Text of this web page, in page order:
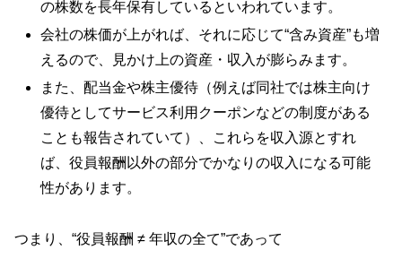
の株数を長年保有しているといわれています。
会社の株価が上がれば、それに応じて“含み資産”も増
えるので、見かけ上の資産・収入が膨らみます。
また、配当金や株主優待（例えば同社では株主向け
優待としてサービス利用クーポンなどの制度がある
ことも報告されていて）、これらを収入源とすれ
ば、役員報酬以外の部分でかなりの収入になる可能
性があります。
つまり、“役員報酬 ≠ 年収の全て”であって